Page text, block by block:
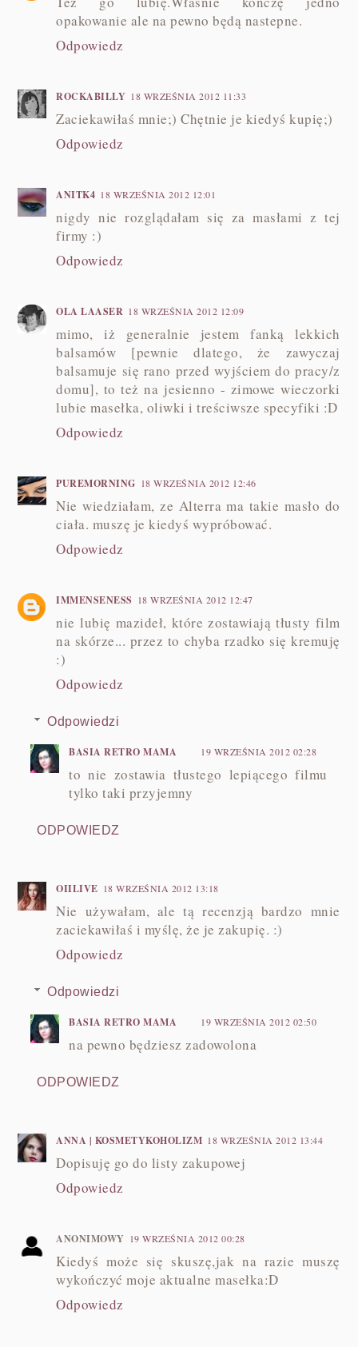
opakowanie ale na pewno będą nastepne.
Odpowiedz
ROCKABILLY 18 WRZEŚNIA 2012 11:33
Zaciekawiłaś mnie;) Chętnie je kiedyś kupię;)
Odpowiedz
ANITK4 18 WRZEŚNIA 2012 12:01
nigdy nie rozglądałam się za masłami z tej
firmy :)
Odpowiedz
OLA LAASER 18 WRZEŚNIA 2012 12:09
mimo, iż generalnie jestem fanką lekkich
balsamów [pewnie dlatego, że zawyczaj
balsamuje się rano przed wyjściem do pracy/z
domu], to też na jesienno - zimowe wieczorki
lubie masełka, oliwki i treściwsze specyfiki :D
Odpowiedz
PUREMORNING 18 WRZEŚNIA 2012 12:46
Nie wiedziałam, ze Alterra ma takie masło do
ciała. muszę je kiedyś wypróbować.
Odpowiedz
IMMENSENESS 18 WRZEŚNIA 2012 12:47
nie lubię mazideł, które zostawiają tłusty film
na skórze... przez to chyba rzadko się kremuję
:)
Odpowiedz
Odpowiedzi
BASIA RETRO MAMA 19 WRZEŚNIA 2012 02:28
to nie zostawia tłustego lepiącego filmu
tylko taki przyjemny
ODPOWIEDZ
OIILIVE 18 WRZEŚNIA 2012 13:18
Nie używałam, ale tą recenzją bardzo mnie
zaciekawiłaś i myślę, że je zakupię. :)
Odpowiedz
Odpowiedzi
BASIA RETRO MAMA 19 WRZEŚNIA 2012 02:50
na pewno będziesz zadowolona
ODPOWIEDZ
ANNA | KOSMETYKOHOLIZM 18 WRZEŚNIA 2012 13:44
Dopisuję go do listy zakupowej
Odpowiedz
ANONIMOWY 19 WRZEŚNIA 2012 00:28
Kiedyś może się skuszę,jak na razie muszę
wykończyć moje aktualne masełka:D
Odpowiedz